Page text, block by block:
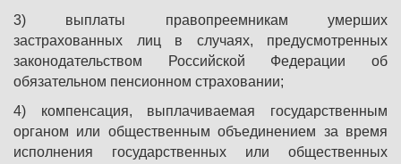
3) выплаты правопреемникам умерших
застрахованных лиц в случаях, предусмотренных
законодательством Российской Федерации об
обязательном пенсионном страховании;
4) компенсация, выплачиваемая государственным
органом или общественным объединением за время
исполнения государственных или общественных